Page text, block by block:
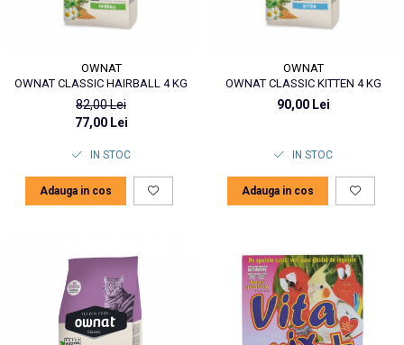
OWNAT
OWNAT CLASSIC HAIRBALL 4 KG
82,00 Lei
77,00 Lei
IN STOC
Adauga in cos
OWNAT
OWNAT CLASSIC KITTEN 4 KG
90,00 Lei
IN STOC
Adauga in cos